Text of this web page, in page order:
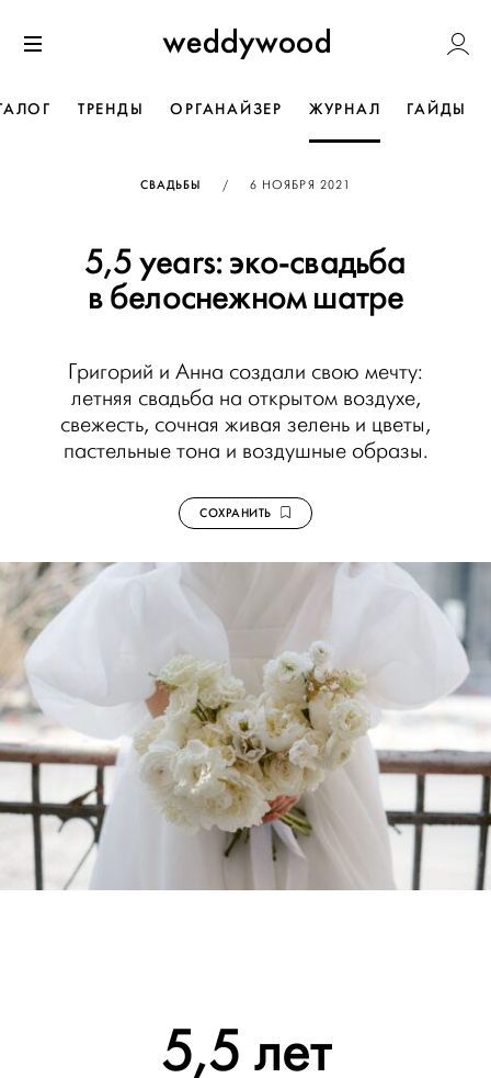
к содержанию
Weddywood
ТРЕНДЫ ОРГАНАЙЗЕР ЖУРНАЛ ГАЙДЫ
СВАДЬБЫ / ОПУБЛИКОВАНО
6 НОЯБРЯ 2021
5,5 years: эко-свадьба
в белоснежном шатре
Григорий и Анна создали свою мечту:
летняя свадьба на открытом воздухе,
свежесть, сочная живая зелень и цветы,
пастельные тона и воздушные образы.
СОХРАНИТЬ
5,5 лет